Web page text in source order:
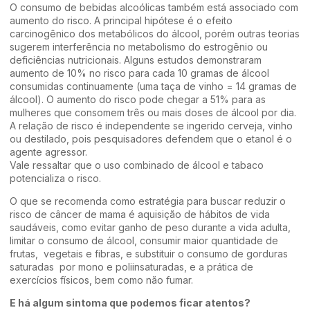
O consumo de bebidas alcoólicas também está associado com
aumento do risco. A principal hipótese é o efeito
carcinogênico dos metabólicos do álcool, porém outras teorias
sugerem interferência no metabolismo do estrogênio ou
deficiências nutricionais. Alguns estudos demonstraram
aumento de 10% no risco para cada 10 gramas de álcool
consumidas continuamente (uma taça de vinho = 14 gramas de
álcool). O aumento do risco pode chegar a 51% para as
mulheres que consomem três ou mais doses de álcool por dia.
A relação de risco é independente se ingerido cerveja, vinho
ou destilado, pois pesquisadores defendem que o etanol é o
agente agressor.
Vale ressaltar que o uso combinado de álcool e tabaco
potencializa o risco.
O que se recomenda como estratégia para buscar reduzir o
risco de câncer de mama é aquisição de hábitos de vida
saudáveis, como evitar ganho de peso durante a vida adulta,
limitar o consumo de álcool, consumir maior quantidade de
frutas, vegetais e fibras, e substituir o consumo de gorduras
saturadas por mono e poliinsaturadas, e a prática de
exercícios físicos, bem como não fumar.
E há algum sintoma que podemos ficar atentos?